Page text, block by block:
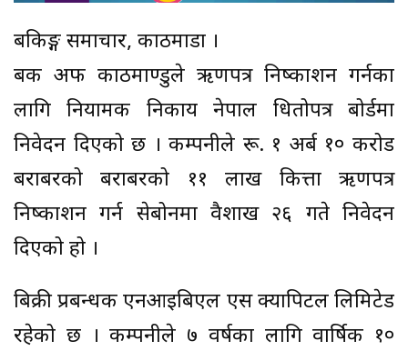
बैंकिङ्ग समाचार, काठमाडौं ।
बैंक अफ काठमाण्डुले ऋणपत्र निष्काशन गर्नका
लागि नियामक निकाय नेपाल धितोपत्र बोर्डमा
निवेदन दिएको छ । कम्पनीले रू. १ अर्ब १० करोड
बराबरको बराबरको ११ लाख कित्ता ऋणपत्र
निष्काशन गर्न सेबोनमा वैशाख २६ गते निवेदन
दिएको हो ।
बिक्री प्रबन्धक एनआइबिएल एस क्यापिटल लिमिटेड
रहेको छ । कम्पनीले ७ वर्षका लागि वार्षिक १०